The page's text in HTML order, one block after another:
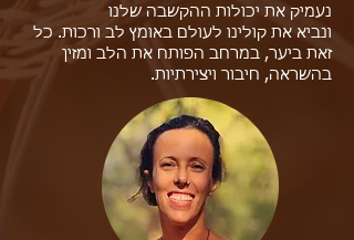
נעמיק את יכולות ההקשבה שלנו
ונביא את קולינו לעולם באומץ לב ורכות. כל
זאת ביער, במרחב הפותח את הלב ומזין
בהשראה, חיבור ויצירתיות.